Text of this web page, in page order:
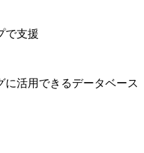
で支援
活用できるデータベース